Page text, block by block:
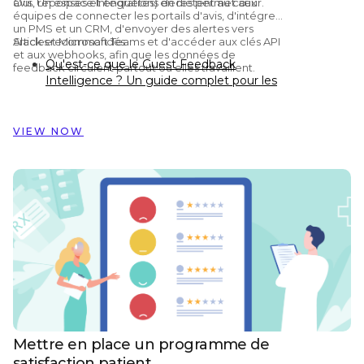
équipes de connecter les portails d'avis, d'intégrer
un PMS et un CRM, d'envoyer des alertes vers
Slack et Microsoft Teams et d'accéder aux clés API
et aux webhooks, afin que les données de
feedback circulent partout où elles travaillent.
Articles recommandés
Qu'est-ce que le Guest Feedback
Intelligence ? Un guide complet pour les
de retour client ont inspiré la rénovation
Customer Alliance pour gérer le retour
client sur près de 60 hôtels
VIEW NOW
Mettre en place un programme de